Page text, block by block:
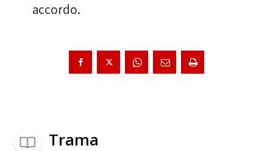
accordo.
Trama